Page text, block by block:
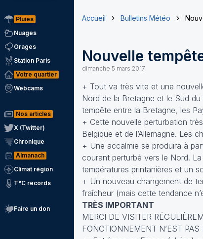
Pluies
Nuages
Orages
Station Paris
Votre quartier
Webcams
Nos articles
X (Twitter)
Chronique
Almanach
Climat région
T°C records
Faire un don
Accueil Bulletins Météo
Nouvelle
dimanche 5 mars 2017
+ Tout va très vite et une
Nord de la Bretagne et le Sud
tempête entre la Bretagne, les
+ Cette nouvelle perturbation
Belgique et de l’Allemagne. Les
+ Une accalmie se produira à
courant perturbé vers le Nord.
températures printanières et un
+ Un nouveau changement de
fraîcheur (mais cette tendance
TRÈS IMPORTANT
MERCI DE VISITER
FONCTIONNEMENT N’EST